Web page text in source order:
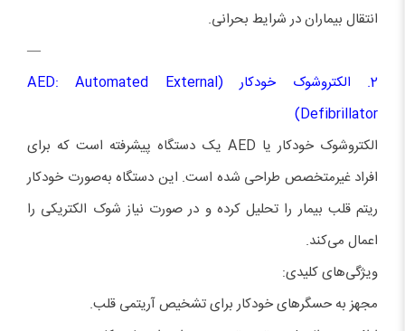
انتقال بیماران در شرایط بحرانی.
—
2. الکتروشوک خودکار (AED: Automated External
Defibrillator)
الکتروشوک خودکار یا AED یک دستگاه پیشرفته است که برای
افراد غیرمتخصص طراحی شده است. این دستگاه به‌صورت خودکار
ریتم قلب بیمار را تحلیل کرده و در صورت نیاز شوک الکتریکی را
اعمال می‌کند.
ویژگی‌های کلیدی:
مجهز به حسگرهای خودکار برای تشخیص آریتمی قلب.